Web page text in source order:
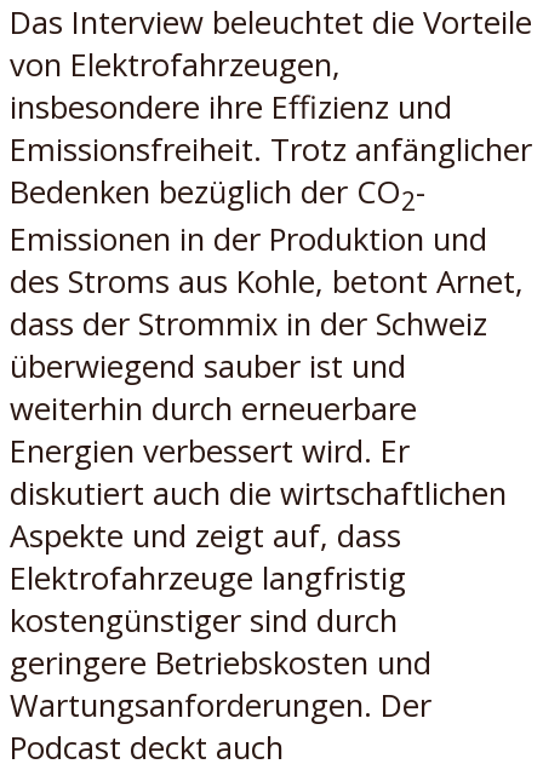
Das Interview beleuchtet die Vorteile
von Elektrofahrzeugen,
insbesondere ihre Effizienz und
Emissionsfreiheit. Trotz anfänglicher
Bedenken bezüglich der CO2-
Emissionen in der Produktion und
des Stroms aus Kohle, betont Arnet,
dass der Strommix in der Schweiz
überwiegend sauber ist und
weiterhin durch erneuerbare
Energien verbessert wird. Er
diskutiert auch die wirtschaftlichen
Aspekte und zeigt auf, dass
Elektrofahrzeuge langfristig
kostengünstiger sind durch
geringere Betriebskosten und
Wartungsanforderungen. Der
Podcast deckt auch